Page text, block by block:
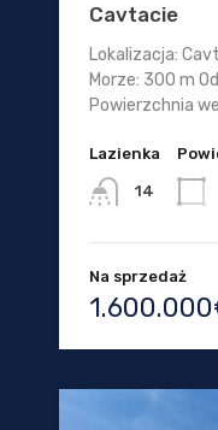
Cavtacie
Lokalizacja:
Morze: 300 m
Powierzchnia
Lazienka
14
Na sprzedaż